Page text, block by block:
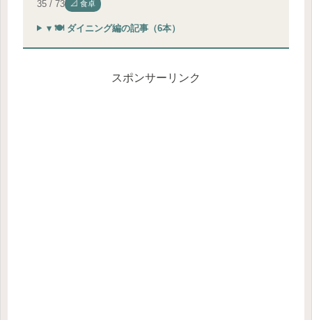
35 / 73 📐 食卓
▾ 🍽 ダイニング編の記事（6本）
スポンサーリンク